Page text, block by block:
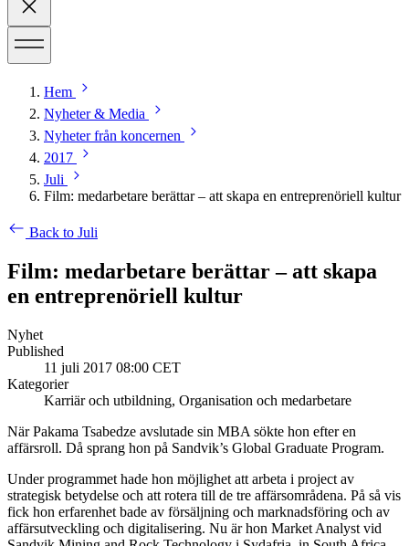
Hem
Nyheter & Media
Nyheter från koncernen
2017
Juli
Film: medarbetare berättar – att skapa en entreprenöriell kultur
Back to Juli
Film: medarbetare berättar – att skapa
en entreprenöriell kultur
Nyhet
Published
11 juli 2017 08:00 CET
Kategorier
Karriär och utbildning, Organisation och medarbetare
När Pakama Tsabedze avslutade sin MBA sökte hon efter en
affärsroll. Då sprang hon på Sandvik’s Global Graduate Program.
Under programmet hade hon möjlighet att arbeta i project av
strategisk betydelse och att rotera till de tre affärsområdena. På så vis
fick hon erfarenhet bade av försäljning och marknadsföring och av
affärsutveckling och digitalisering. Nu är hon Market Analyst vid